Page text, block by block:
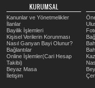
KURUMSAL
Kanunlar ve Yönetmelikler
İlanlar
Bayilik İşlemleri
Kişisel Verilerin Korunması
Nasıl Ganyan Bayi Olunur?
Bağlantılar
Online İşlemler(Cari Hesap
Takibi)
Beyaz Masa
İletişim